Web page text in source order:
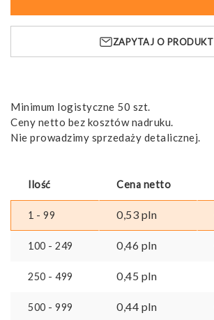
z
niebieskim
ZAPYTAJ O PRODUKT
Minimum logistyczne 50 szt.
Ceny netto bez kosztów nadruku.
Nie prowadzimy sprzedaży detalicznej.
Ilość Cena netto
1 - 99 0,53 pln
100 - 249 0,46 pln
250 - 499 0,45 pln
500 - 999 0,44 pln